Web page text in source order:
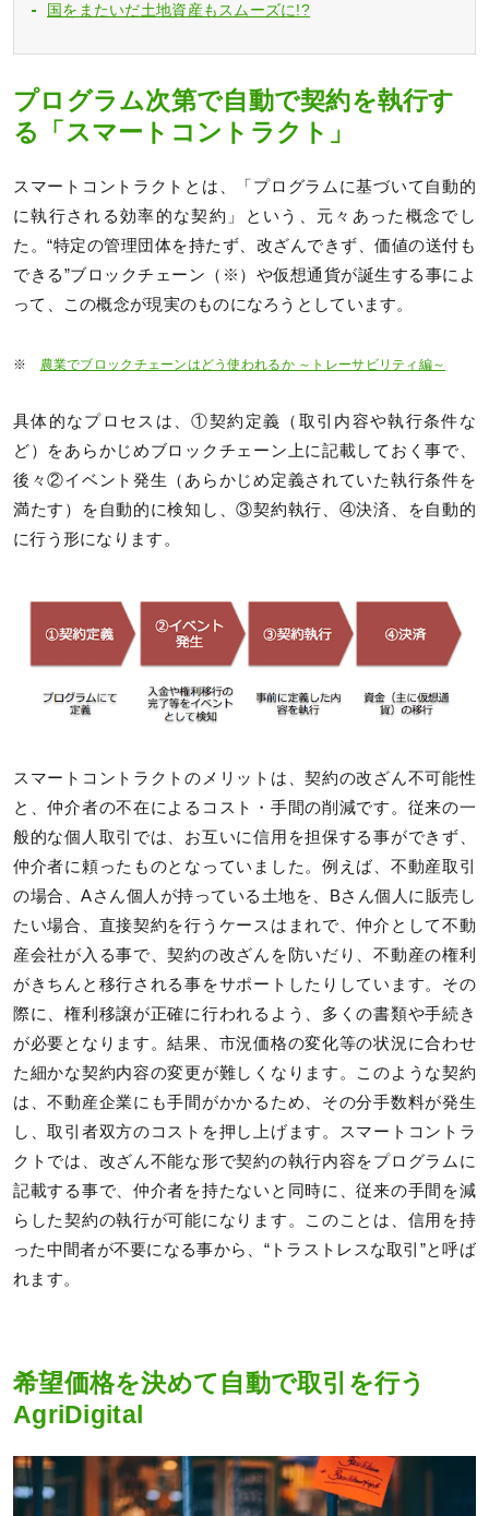
国をまたいだ土地資産もスムーズに!?
プログラム次第で自動で契約を執行す
る「スマートコントラクト」
スマートコントラクトとは、「プログラムに基づいて自動的
に執行される効率的な契約」という、元々あった概念でし
た。“特定の管理団体を持たず、改ざんできず、価値の送付も
できる”ブロックチェーン（※）や仮想通貨が誕生する事によ
って、この概念が現実のものになろうとしています。
※ 農業でブロックチェーンはどう使われるか ～トレーサビリティ編～
具体的なプロセスは、①契約定義（取引内容や執行条件な
ど）をあらかじめブロックチェーン上に記載しておく事で、
後々②イベント発生（あらかじめ定義されていた執行条件を
満たす）を自動的に検知し、③契約執行、④決済、を自動的
に行う形になります。
スマートコントラクトのメリットは、契約の改ざん不可能性
と、仲介者の不在によるコスト・手間の削減です。従来の一
般的な個人取引では、お互いに信用を担保する事ができず、
仲介者に頼ったものとなっていました。例えば、不動産取引
の場合、Aさん個人が持っている土地を、Bさん個人に販売し
たい場合、直接契約を行うケースはまれで、仲介として不動
産会社が入る事で、契約の改ざんを防いだり、不動産の権利
がきちんと移行される事をサポートしたりしています。その
際に、権利移譲が正確に行われるよう、多くの書類や手続き
が必要となります。結果、市況価格の変化等の状況に合わせ
た細かな契約内容の変更が難しくなります。このような契約
は、不動産企業にも手間がかかるため、その分手数料が発生
し、取引者双方のコストを押し上げます。スマートコントラ
クトでは、改ざん不能な形で契約の執行内容をプログラムに
記載する事で、仲介者を持たないと同時に、従来の手間を減
らした契約の執行が可能になります。このことは、信用を持
った中間者が不要になる事から、“トラストレスな取引”と呼ば
れます。
希望価格を決めて自動で取引を行う
AgriDigital